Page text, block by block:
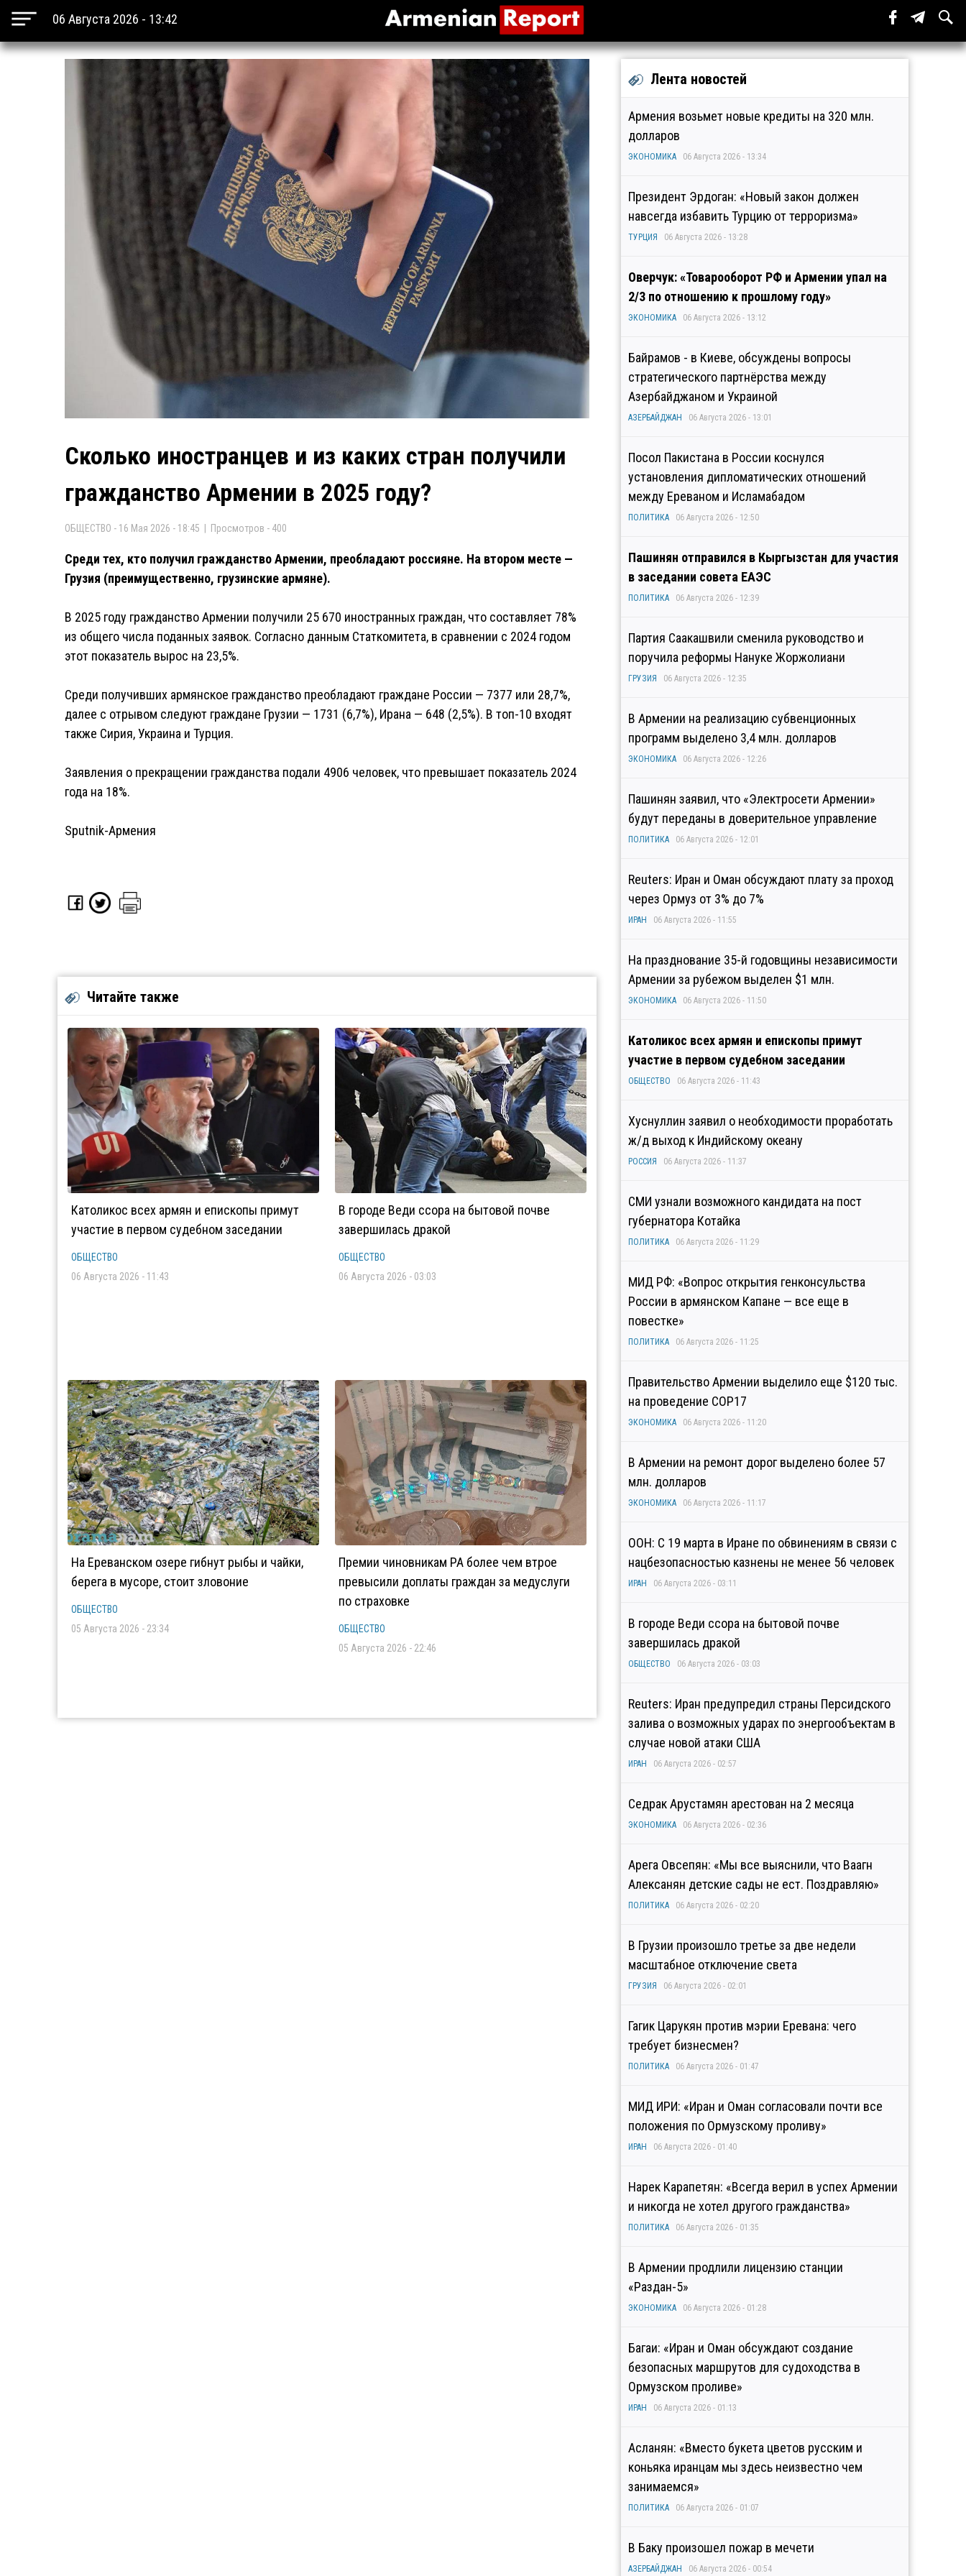
06 Августа 2026 - 13:42
Сколько иностранцев и из каких стран получили
гражданство Армении в 2025 году?
ОБЩЕСТВО - 16 Мая 2026 - 18:45 | Просмотров - 400
Среди тех, кто получил гражданство Армении, преобладают россияне. На втором месте —
Грузия (преимущественно, грузинские армяне).
В 2025 году гражданство Армении получили 25 670 иностранных граждан, что составляет 78%
из общего числа поданных заявок. Согласно данным Статкомитета, в сравнении с 2024 годом
этот показатель вырос на 23,5%.
Среди получивших армянское гражданство преобладают граждане России — 7377 или 28,7%,
далее с отрывом следуют граждане Грузии — 1731 (6,7%), Ирана — 648 (2,5%). В топ-10 входят
также Сирия, Украина и Турция.
Заявления о прекращении гражданства подали 4906 человек, что превышает показатель 2024
года на 18%.
Sputnik-Армения
Читайте также
Католикос всех армян и епископы примут
участие в первом судебном заседании
ОБЩЕСТВО
06 Августа 2026 - 11:43
В городе Веди ссора на бытовой почве
завершилась дракой
ОБЩЕСТВО
06 Августа 2026 - 03:03
На Ереванском озере гибнут рыбы и чайки,
берега в мусоре, стоит зловоние
ОБЩЕСТВО
05 Августа 2026 - 23:34
Премии чиновникам РА более чем втрое
превысили доплаты граждан за медуслуги
по страховке
ОБЩЕСТВО
05 Августа 2026 - 22:46
Лента новостей
Армения возьмет новые кредиты на 320 млн.
долларов
ЭКОНОМИКА 06 Августа 2026 - 13:34
Президент Эрдоган: «Новый закон должен
навсегда избавить Турцию от терроризма»
ТУРЦИЯ 06 Августа 2026 - 13:28
Оверчук: «Товарооборот РФ и Армении упал на
2/3 по отношению к прошлому году»
ЭКОНОМИКА 06 Августа 2026 - 13:12
Байрамов - в Киеве, обсуждены вопросы
стратегического партнёрства между
Азербайджаном и Украиной
АЗЕРБАЙДЖАН 06 Августа 2026 - 13:01
Посол Пакистана в России коснулся
установления дипломатических отношений
между Ереваном и Исламабадом
ПОЛИТИКА 06 Августа 2026 - 12:50
Пашинян отправился в Кыргызстан для участия
в заседании совета ЕАЭС
ПОЛИТИКА 06 Августа 2026 - 12:39
Партия Саакашвили сменила руководство и
поручила реформы Нануке Жоржолиани
ГРУЗИЯ 06 Августа 2026 - 12:35
В Армении на реализацию субвенционных
программ выделено 3,4 млн. долларов
ЭКОНОМИКА 06 Августа 2026 - 12:26
Пашинян заявил, что «Электросети Армении»
будут переданы в доверительное управление
ПОЛИТИКА 06 Августа 2026 - 12:01
Reuters: Иран и Оман обсуждают плату за проход
через Ормуз от 3% до 7%
ИРАН 06 Августа 2026 - 11:55
На празднование 35-й годовщины независимости
Армении за рубежом выделен $1 млн.
ЭКОНОМИКА 06 Августа 2026 - 11:50
Католикос всех армян и епископы примут
участие в первом судебном заседании
ОБЩЕСТВО 06 Августа 2026 - 11:43
Хуснуллин заявил о необходимости проработать
ж/д выход к Индийскому океану
РОССИЯ 06 Августа 2026 - 11:37
СМИ узнали возможного кандидата на пост
губернатора Котайка
ПОЛИТИКА 06 Августа 2026 - 11:29
МИД РФ: «Вопрос открытия генконсульства
России в армянском Капане — все еще в
повестке»
ПОЛИТИКА 06 Августа 2026 - 11:25
Правительство Армении выделило еще $120 тыс.
на проведение COP17
ЭКОНОМИКА 06 Августа 2026 - 11:20
В Армении на ремонт дорог выделено более 57
млн. долларов
ЭКОНОМИКА 06 Августа 2026 - 11:17
ООН: С 19 марта в Иране по обвинениям в связи с
нацбезопасностью казнены не менее 56 человек
ИРАН 06 Августа 2026 - 03:11
В городе Веди ссора на бытовой почве
завершилась дракой
ОБЩЕСТВО 06 Августа 2026 - 03:03
Reuters: Иран предупредил страны Персидского
залива о возможных ударах по энергообъектам в
случае новой атаки США
ИРАН 06 Августа 2026 - 02:57
Седрак Арустамян арестован на 2 месяца
ЭКОНОМИКА 06 Августа 2026 - 02:36
Арега Овсепян: «Мы все выяснили, что Ваагн
Алексанян детские сады не ест. Поздравляю»
ПОЛИТИКА 06 Августа 2026 - 02:20
В Грузии произошло третье за две недели
масштабное отключение света
ГРУЗИЯ 06 Августа 2026 - 02:01
Гагик Царукян против мэрии Еревана: чего
требует бизнесмен?
ПОЛИТИКА 06 Августа 2026 - 01:47
МИД ИРИ: «Иран и Оман согласовали почти все
положения по Ормузскому проливу»
ИРАН 06 Августа 2026 - 01:40
Нарек Карапетян: «Всегда верил в успех Армении
и никогда не хотел другого гражданства»
ПОЛИТИКА 06 Августа 2026 - 01:35
В Армении продлили лицензию станции
«Раздан-5»
ЭКОНОМИКА 06 Августа 2026 - 01:28
Багаи: «Иран и Оман обсуждают создание
безопасных маршрутов для судоходства в
Ормузском проливе»
ИРАН 06 Августа 2026 - 01:13
Асланян: «Вместо букета цветов русским и
коньяка иранцам мы здесь неизвестно чем
занимаемся»
ПОЛИТИКА 06 Августа 2026 - 01:07
В Баку произошел пожар в мечети
АЗЕРБАЙДЖАН 06 Августа 2026 - 00:54